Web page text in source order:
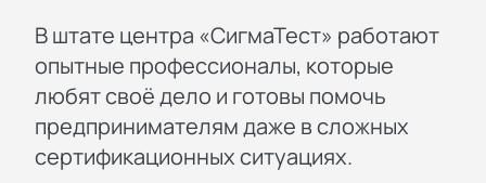
В штате центра «СигмаТест» работают
опытные профессионалы, которые
любят своё дело и готовы помочь
предпринимателям даже в сложных
сертификационных ситуациях.